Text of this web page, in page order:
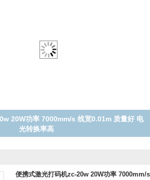
20W 20W功率 7000mm/s 线宽0.01m 质
量好 电光转换率高
便携式激光打码机zc-20w 20W功率 7000mm/